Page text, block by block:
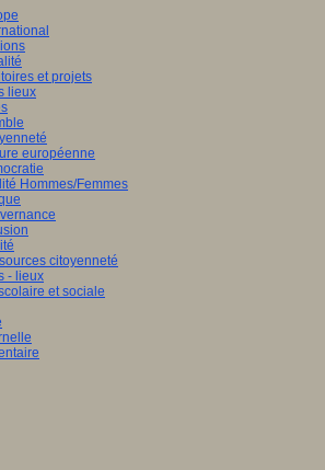
et projets
lieux
européenne
Hommes/Femmes
citoyenneté
- lieux
et sociale